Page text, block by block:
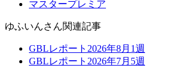
マスタープレミア
ゆふいんさん関連記事
GBLレポート2026年8月1週
GBLレポート2026年7月5週